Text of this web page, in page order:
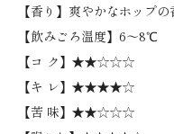
【香り】爽やかなホップの
【飲みごろ温度】6〜8℃
【コ ク】★★☆☆☆
【キ レ】★★★★☆
【苦 味】★★☆☆☆